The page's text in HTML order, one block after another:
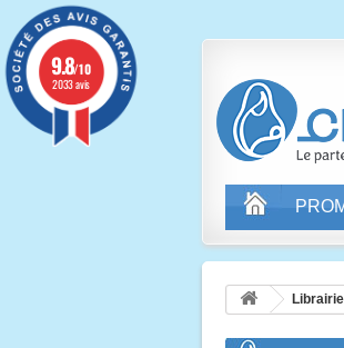
Librairie
9.8/10
2033 avis